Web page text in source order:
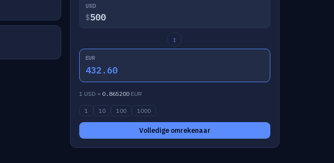
USD
$
↕
EUR
432.60
1 USD = 0.865200EUR
1 10 100 1000
Volledige omrekenaar